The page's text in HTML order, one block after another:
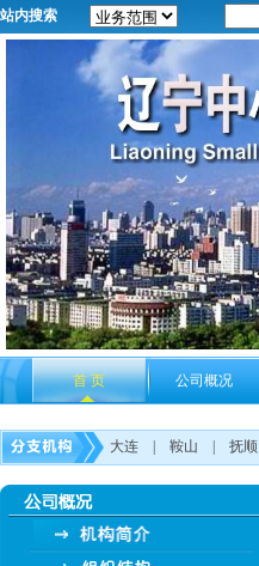
站内搜索
首 页 公司概况
大连 鞍山 抚顺